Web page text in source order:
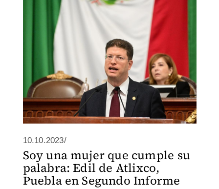
10.10.2023/
Soy una mujer que cumple su
palabra: Edil de Atlixco,
Puebla en Segundo Informe